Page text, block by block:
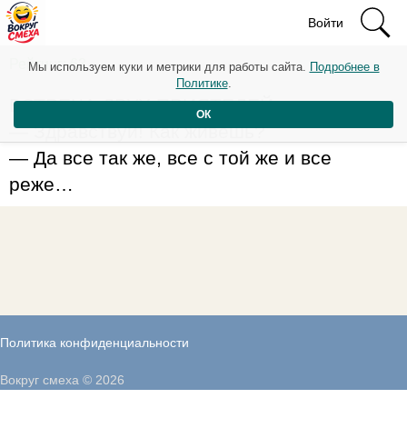
Войти
Рейтинг: 63
ВСТРЕЧА ДВУХ ПРИЯТЕЛЕЙ:
— Здpавствуй! Как живешь?
— Да все так же, все с той же и все
pеже…
Политика конфиденциальности
Мы используем куки и метрики для работы сайта. Подробнее в
Политике.
ОК
Вокруг смеха © 2026